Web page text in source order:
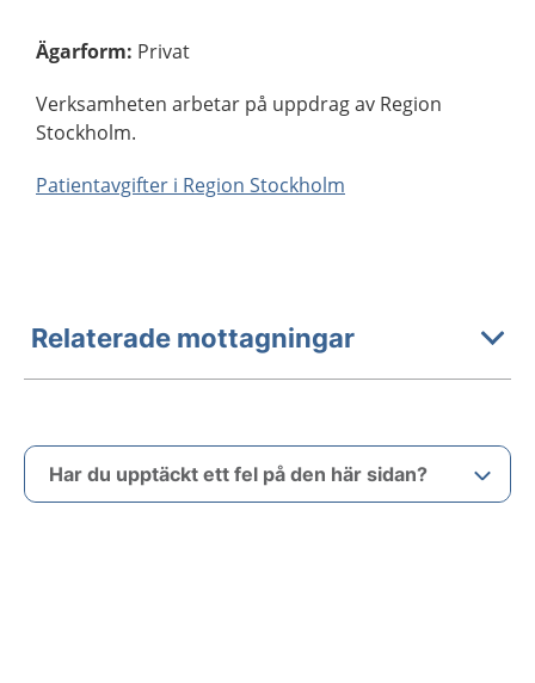
Ägarform: Privat
Verksamheten arbetar på uppdrag av Region
Stockholm.
Patientavgifter i Region Stockholm
Relaterade mottagningar
Har du upptäckt ett fel på den här sidan?